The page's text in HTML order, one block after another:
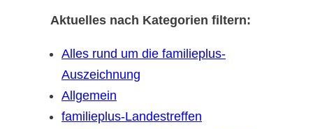
Aktuelles nach Kategorien filtern:
Alles rund um die familieplus-
Auszeichnung
Allgemein
familieplus-Landestreffen